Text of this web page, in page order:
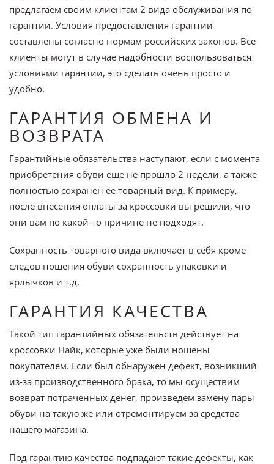
предлагаем своим клиентам 2 вида обслуживания по
гарантии. Условия предоставления гарантии
составлены согласно нормам российских законов. Все
клиенты могут в случае надобности воспользоваться
условиями гарантии, это сделать очень просто и
удобно.
ГАРАНТИЯ ОБМЕНА И
ВОЗВРАТА
Гарантийные обязательства наступают, если с момента
приобретения обуви еще не прошло 2 недели, а также
полностью сохранен ее товарный вид. К примеру,
после внесения оплаты за кроссовки вы решили, что
они вам по какой-то причине не подходят.
Сохранность товарного вида включает в себя кроме
следов ношения обуви сохранность упаковки и
ярлычков и т.д.
ГАРАНТИЯ КАЧЕСТВА
Такой тип гарантийных обязательств действует на
кроссовки Найк, которые уже были ношены
покупателем. Если был обнаружен дефект, возникший
из-за производственного брака, то мы осуществим
возврат потраченных денег, произведем замену пары
обуви на такую же или отремонтируем за средства
нашего магазина.
Под гарантию качества подпадают такие дефекты, как